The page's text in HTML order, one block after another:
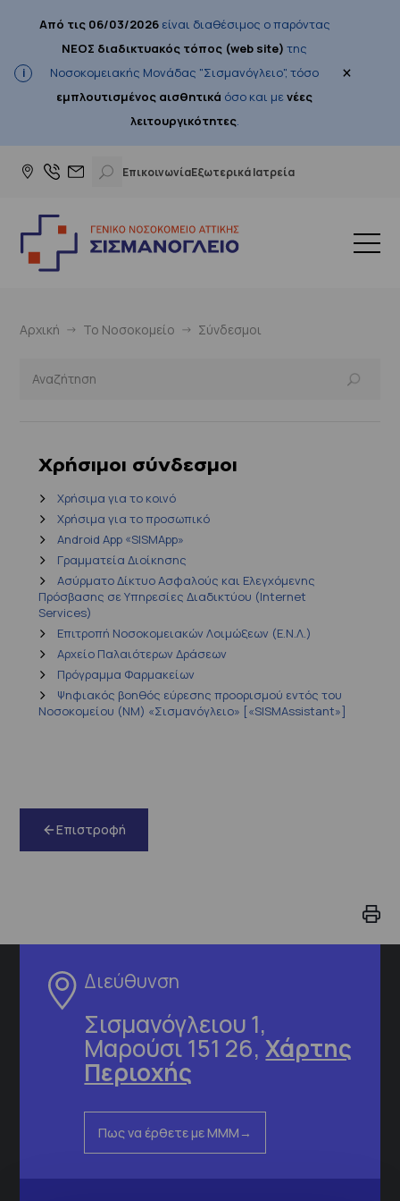
Από τις 06/03/2026είναι διαθέσιμος ο παρόντας
ΝΕΟΣ διαδικτυακός τόπος (web site) της
Νοσοκομειακής Μονάδας "Σισμανόγλειο", τόσο
εμπλουτισμένος αισθητικά όσο και μενέες
λειτουργικότητες.
×
ΕπικοινωνίαΕξωτερικά Ιατρεία
Αρχική Το Νοσοκομείο Σύνδεσμοι
Χρήσιμοι σύνδεσμοι
Χρήσιμα για το κοινό
Χρήσιμα για το προσωπικό
Android App «SISMApp»
Γραμματεία Διοίκησης
Ασύρματο Δίκτυο Ασφαλούς και Ελεγχόμενης
Πρόσβασης σε Υπηρεσίες Διαδικτύου (Internet
Services)
Επιτροπή Νοσοκομειακών Λοιμώξεων (Ε.Ν.Λ.)
Αρχείο Παλαιότερων Δράσεων
Πρόγραμμα Φαρμακείων
Ψηφιακός βοηθός εύρεσης προορισμού εντός του
Νοσοκομείου (ΝΜ) «Σισμανόγλειο» [«SISMAssistant»]
Επιστροφή
Διεύθυνση
Σισμανόγλειου 1,
Μαρούσι 151 26,Χάρτης
Περιοχής
Πως να έρθετε με ΜΜΜ